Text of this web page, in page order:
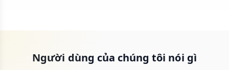
Người dùng của chúng tôi nói gì